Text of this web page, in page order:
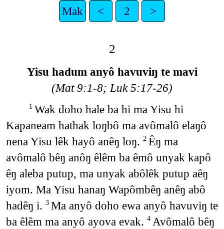
Mak < 2 >
2
Yisu hadum anyô havuviŋ te mavi
(Mat 9:1-8; Luk 5:17-26)
1 Wak doho hale ba hi ma Yisu hi
Kapaneam hathak loŋbô ma avômalô elaŋô
nena Yisu lêk hayô anêŋ loŋ. 2 Êŋ ma
avômalô bêŋ anôŋ êlêm ba êmô unyak kapô
êŋ aleba putup, ma unyak abôlêk putup aêŋ
iyom. Ma Yisu hanaŋ Wapômbêŋ anêŋ abô
hadêŋ i. 3 Ma anyô doho ewa anyô havuviŋ te
ba êlêm ma anyô ayova evak. 4 Avômalô bêŋ